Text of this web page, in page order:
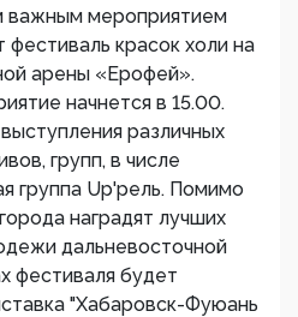
важным мероприятием
красок холи на
арены «Ерофей».
начнется в 15.00.
различных
групп, в числе
группа Up'рель. Помимо
наградят лучших
дальневосточной
фестиваля будет
"Хабаровск-Фуюань